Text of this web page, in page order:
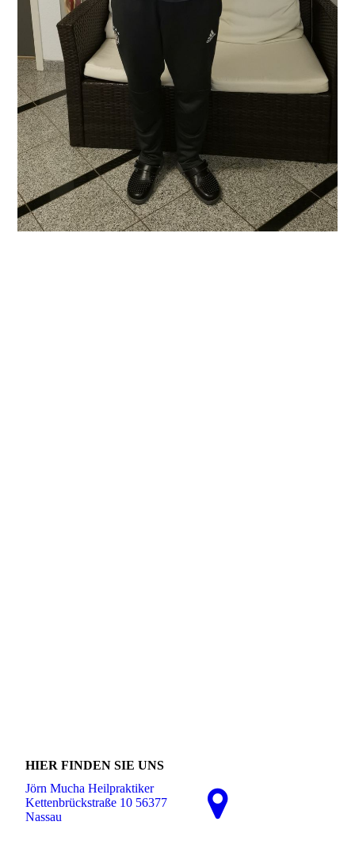
HIER FINDEN SIE UNS
Jörn Mucha Heilpraktiker
Kettenbrückstraße 10 56377
Nassau